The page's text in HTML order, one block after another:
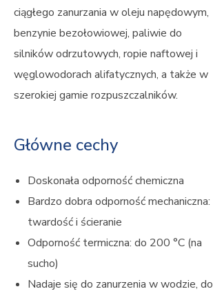
ciągłego zanurzania w oleju napędowym,
benzynie bezołowiowej, paliwie do
silników odrzutowych, ropie naftowej i
węglowodorach alifatycznych, a także w
szerokiej gamie rozpuszczalników.
Główne cechy
Doskonała odporność chemiczna
Bardzo dobra odporność mechaniczna:
twardość i ścieranie
Odporność termiczna: do 200 °C (na
sucho)
Nadaje się do zanurzenia w wodzie, do